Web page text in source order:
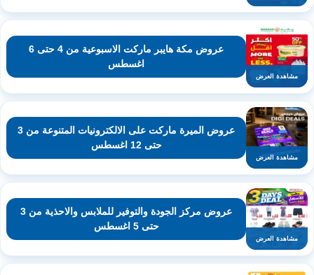
مشاهدة العرض
عروض مكة هايبر ماركت الاسبوعية من 4 حتى 6
اغسطس
مشاهدة العرض
عروض الميرة ماركت على الالكترونيات المتنوعة من 3
حتى 12 اغسطس
مشاهدة العرض
عروض مركز الجودة والتوفير للملابس والاحذية من 3
حتى 5 اغسطس